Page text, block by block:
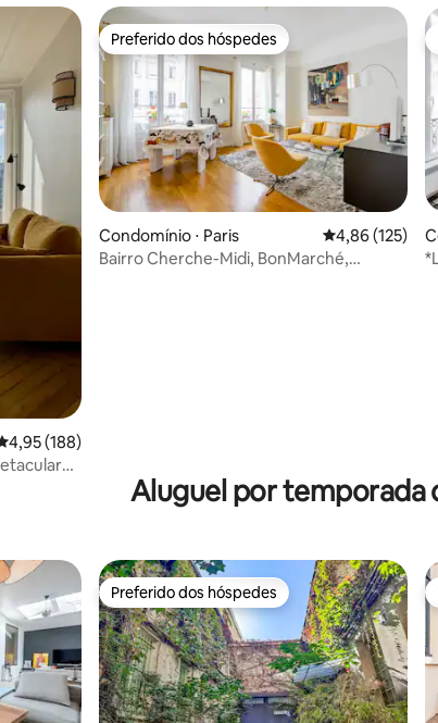
de uma avaliação média de 5, 188 avaliações
4,95 (188)
Preferido dos hóspedes
Preferido dos hóspedes
Condomínio ⋅ Paris 4,86 de uma
4,86 (125)
Bairro Cherche-Midi, BonMarché,
Aluguel por temporada
hóspedes Preferido dos hóspedes
Preferido dos hóspedes